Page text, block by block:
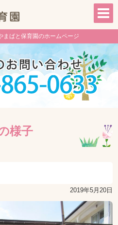
ばと保育園のホームページ
様子
2019年5月20日